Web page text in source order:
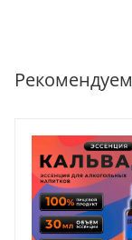
Рекомендуем